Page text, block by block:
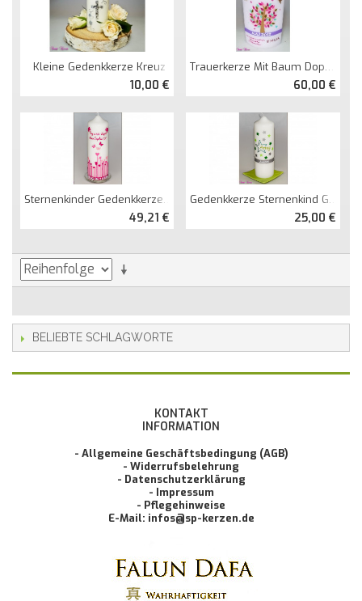
Kleine Gedenkkerze Kreuz
10,00 €
Trauerkerze Mit Baum Doppelt Oval Abg. Mit Teelicht
60,00 €
Sternenkinder Gedenkkerze Herzwiese
49,21 €
Gedenkkerze Sternenkind Groß
25,00 €
BELIEBTE SCHLAGWORTE
KONTAKT
INFORMATION
- Allgemeine Geschäftsbedingung (AGB)
- Widerrufsbelehrung
- Datenschutzerklärung
- Impressum
- Pflegehinweise
E-Mail: infos@sp-kerzen.de